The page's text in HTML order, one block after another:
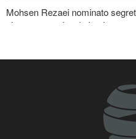
Mohsen Rezaei nominato
sicurezza nazionale iraniano
Il prezzo del petrolio torna a
Stallo nei negoziati tra il